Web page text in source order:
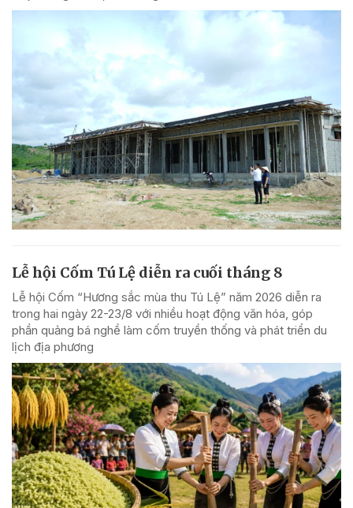
Lễ hội Cốm Tú Lệ diễn ra cuối tháng 8
Lễ hội Cốm “Hương sắc mùa thu Tú Lệ” năm 2026 diễn ra
trong hai ngày 22-23/8 với nhiều hoạt động văn hóa, góp
phần quảng bá nghề làm cốm truyền thống và phát triển du
lịch địa phương